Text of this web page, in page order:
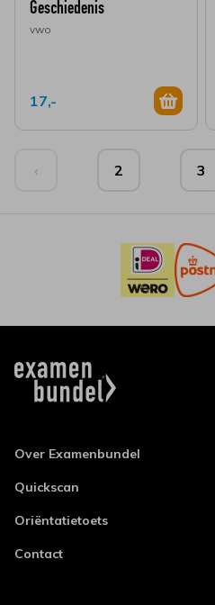
Geschiedenis
vwo
17,-
‹ 2 3
Over Examenbundel
Quickscan
Oriëntatietoets
Contact